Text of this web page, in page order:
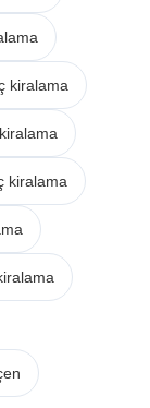
kiralama
kiralama